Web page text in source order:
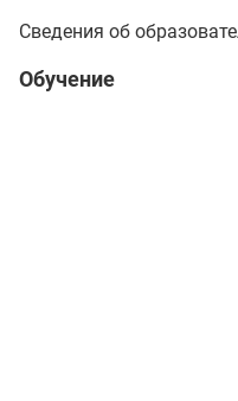
Сведения об
Обучение